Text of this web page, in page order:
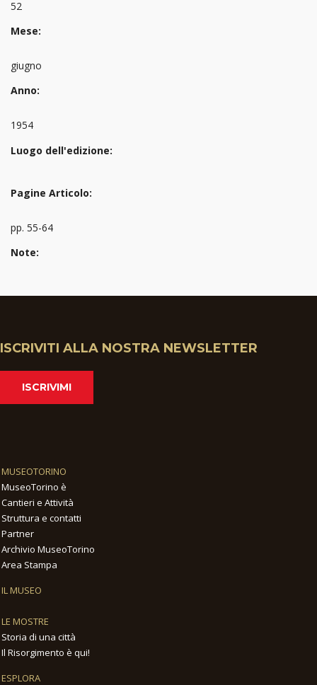
52
Mese:
giugno
Anno:
1954
Luogo dell'edizione:
Pagine Articolo:
pp. 55-64
Note:
ISCRIVITI ALLA NOSTRA NEWSLETTER
ISCRIVIMI
MUSEOTORINO
MuseoTorino è
Cantieri e Attività
Struttura e contatti
Partner
Archivio MuseoTorino
Area Stampa
IL MUSEO
LE MOSTRE
Storia di una città
Il Risorgimento è qui!
ESPLORA